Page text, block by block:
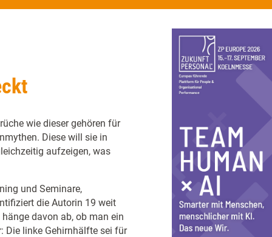
wie dieser gehören für
Diese will sie in
aufzeigen, was
und Seminare,
die Autorin 19 weit
davon ab, ob man ein
Die linke Gehirnhälfte sei für